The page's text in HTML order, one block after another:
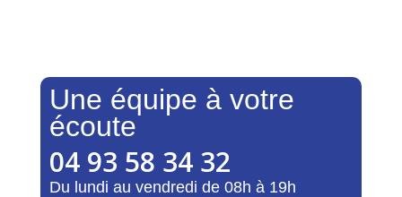
Une équipe à votre
écoute
04 93 58 34 32
Du lundi au vendredi de 08h à 19h